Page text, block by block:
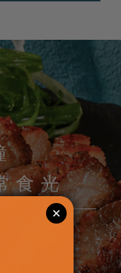
食光
典美味